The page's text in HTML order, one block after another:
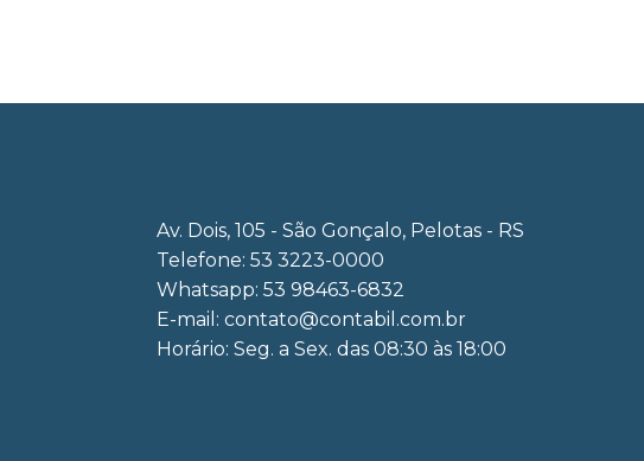
Av. Dois, 105 - São Gonçalo, Pelotas - RS
Telefone: 53 3223-0000
Whatsapp: 53 98463-6832
E-mail: contato@contabil.com.br
Horário: Seg. a Sex. das 08:30 às 18:00